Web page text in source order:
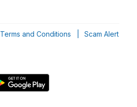
Terms and Conditions Scam Alert